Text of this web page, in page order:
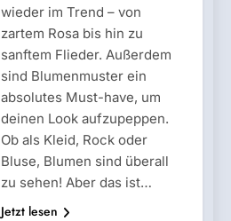
wieder im Trend – von
zartem Rosa bis hin zu
sanftem Flieder. Außerdem
sind Blumenmuster ein
absolutes Must-have, um
deinen Look aufzupeppen.
Ob als Kleid, Rock oder
Bluse, Blumen sind überall
zu sehen! Aber das ist…
Jetzt lesen